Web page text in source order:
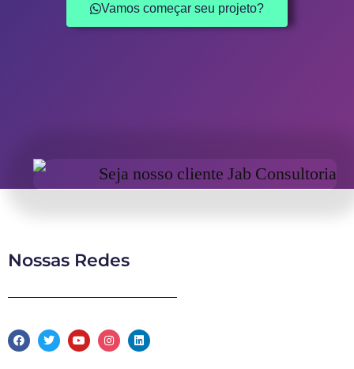
Vamos começar seu projeto?
Nossas Redes